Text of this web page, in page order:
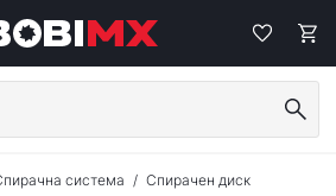
система Спирачен диск